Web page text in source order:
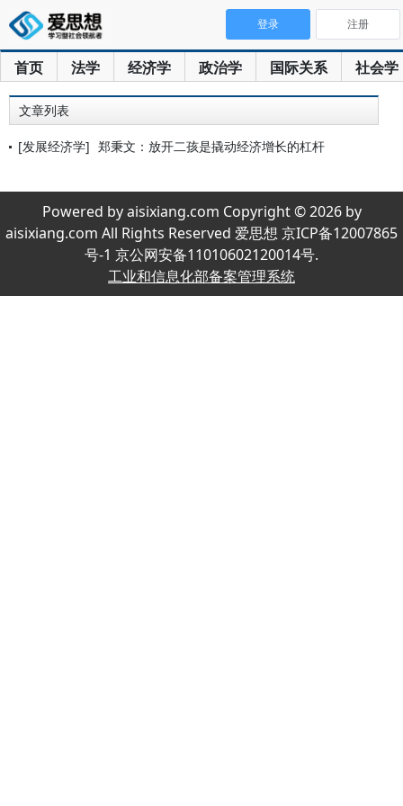
首页 法学 经济学 政治学 国际关系 社会学
登录 注册
文章列表
[发展经济学] 郑秉文：放开二孩是撬动经济增长的杠杆
Powered by aisixiang.com Copyright © 2026 by
aisixiang.com All Rights Reserved 爱思想 京ICP备12007865
号-1 京公网安备11010602120014号.
工业和信息化部备案管理系统